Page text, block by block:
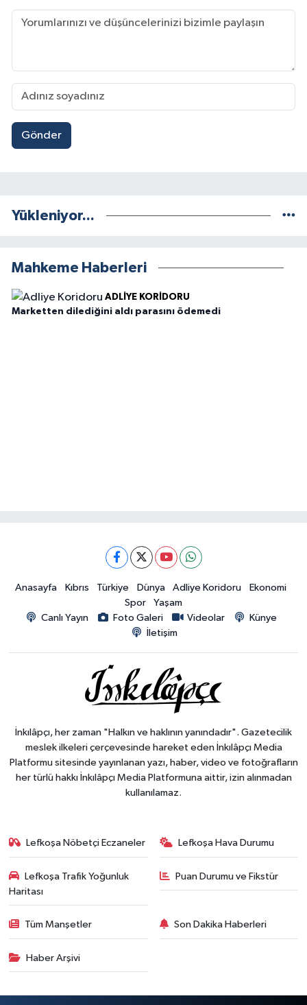
Gönder
Yükleniyor...
Mahkeme Haberleri
ADLIYE KORIDORU
Marketten dilediğini aldı parasını ödemedi
Anasayfa Kıbrıs Türkiye Dünya Adliye Koridoru
Ekonomi
Spor
Yaşam
Canlı Yayın
Foto Galeri Videolar
Künye
İletişim
İnkılâpçı, her zaman "Halkın ve haklının yanındadır". Gazetecilik
meslek ilkeleri çerçevesinde hareket eden İnkılâpçı Media
Platformu sitesinde yayınlanan yazı, haber, video ve fotoğrafların
her türlü hakkı İnkılâpçı Media Platformuna aittir, izin alınmadan
kullanılamaz.
Lefkoşa Nöbetçi Eczaneler Lefkoşa Hava Durumu
Lefkoşa Trafik Yoğunluk
Haritası
Puan Durumu ve Fikstür
Tüm Manşetler Son Dakika Haberleri
Haber Arşivi